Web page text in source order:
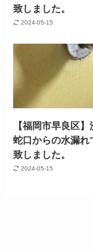
致しました。
2024-05-15
【福岡市早良区
蛇口からの水漏れ
致しました。
2024-05-15